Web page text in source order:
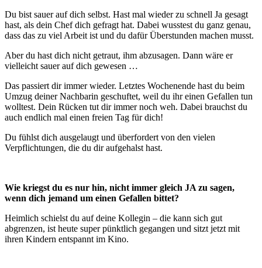
Du bist sauer auf dich selbst. Hast mal wieder zu schnell Ja gesagt
hast, als dein Chef dich gefragt hat. Dabei wusstest du ganz genau,
dass das zu viel Arbeit ist und du dafür Überstunden machen musst.
Aber du hast dich nicht getraut, ihm abzusagen. Dann wäre er
vielleicht sauer auf dich gewesen …
Das passiert dir immer wieder. Letztes Wochenende hast du beim
Umzug deiner Nachbarin geschuftet, weil du ihr einen Gefallen tun
wolltest. Dein Rücken tut dir immer noch weh. Dabei brauchst du
auch endlich mal einen freien Tag für dich!
Du fühlst dich ausgelaugt und überfordert von den vielen
Verpflichtungen, die du dir aufgehalst hast.
Wie kriegst du es nur hin, nicht immer gleich JA zu sagen,
wenn dich jemand um einen Gefallen bittet?
Heimlich schielst du auf deine Kollegin – die kann sich gut
abgrenzen, ist heute super pünktlich gegangen und sitzt jetzt mit
ihren Kindern entspannt im Kino.